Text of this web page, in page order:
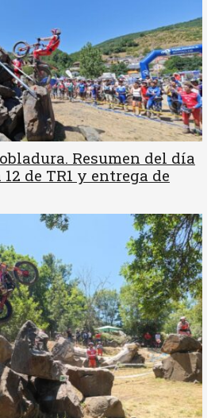
Resumen del día
de TR1 y entrega de